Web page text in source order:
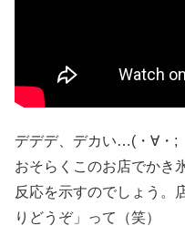
デデデ、デカい…(・∀・;
おそらくこのお店でかき
反応を示すのでしょう。
りどうぞ」って（笑）